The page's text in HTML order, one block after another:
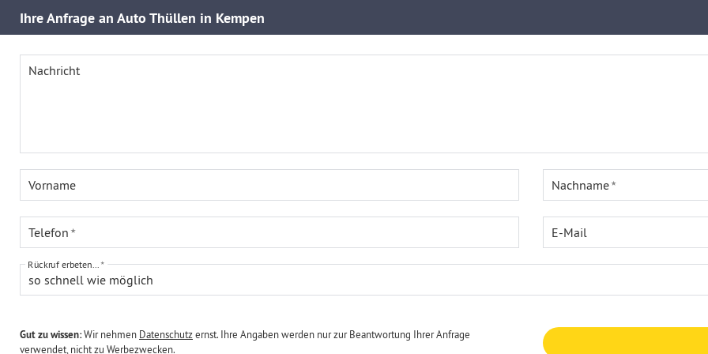
IhreAnfrage an Auto Thüllen in Kempen
Nachricht
Vorname Nachname
Telefon E-Mail
so schnell wie möglich
Rückruf erbeten...
Gut zu wissen:Wir nehmen Datenschutzernst. Ihre Angaben werden nur zur Beantwortung Ihrer Anfrage
verwendet, nicht zu Werbezwecken.